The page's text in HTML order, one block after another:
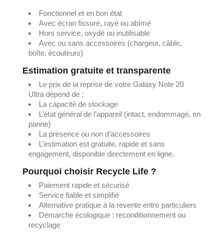
Fonctionnel et en bon état
Avec écran fissuré, rayé ou abîmé
Hors service, oxydé ou inutilisable
Avec ou sans accessoires (chargeur, câble,
boîte, écouteurs)
Estimation gratuite et transparente
Le prix de la reprise de votre Galaxy Note 20
Ultra dépend de :
La capacité de stockage
L’état général de l’appareil (intact, endommagé, en
panne)
La présence ou non d’accessoires
L’estimation est gratuite, rapide et sans
engagement, disponible directement en ligne.
Pourquoi choisir Recycle Life ?
Paiement rapide et sécurisé
Service fiable et simplifié
Alternative pratique à la revente entre particuliers
Démarche écologique : reconditionnement ou
recyclage